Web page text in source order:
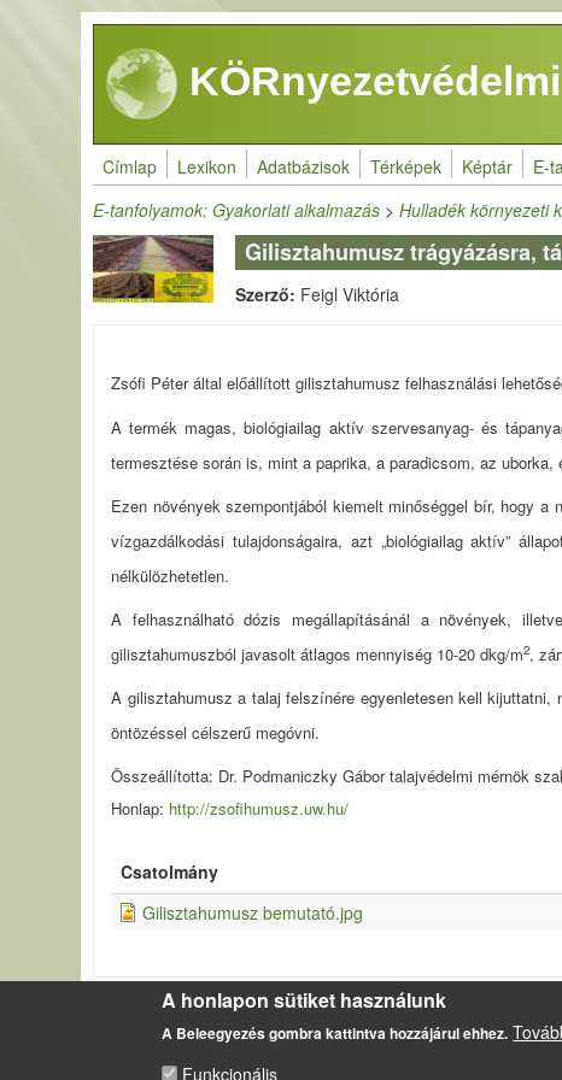
Ugrás a tartalomra
Címlap Lexikon Adatbázisok Térképek Képtár E-
E-tanfolyamok: Gyakorlati alkalmazás >Hulladék környezeti
Gilisztahumusz trágyázásra,
Szerző: Feigl Viktória
Zsófi Péter által előállított gilisztahumusz felhasználási
A termék magas, biológiailag aktív szervesanyag- és
termesztése során is, mint a paprika, a paradicsom, az
Ezen növények szempontjából kiemelt minőséggel bír, hogy
vízgazdálkodási tulajdonságaira, azt „biológiailag aktív”
nélkülözhetetlen.
A felhasználható dózis megállapításánál a növények,
gilisztahumuszból javasolt átlagos mennyiség 10-20 dkg/m2,
A gilisztahumusz a talaj felszínére egyenletesen kell
öntözéssel célszerű megóvni.
Összeállította: Dr. Podmaniczky Gábor talajvédelmi mérnök
Honlap: http://zsofihumusz.uw.hu/
Csatolmány
Gilisztahumusz bemutató.jpg
LÁBLÉC
Impresszum
Sütikezelési szabályzat
A honlapon sütiket használunk
A Beleegyezés gombra kattintva hozzájárul ehhez.
Funkcionális